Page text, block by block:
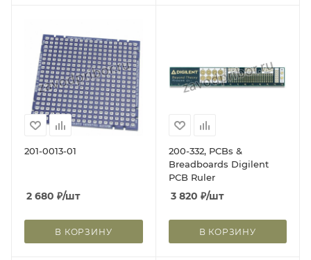
201-0013-01
2 680 ₽/шт
В КОРЗИНУ
200-332, PCBs &
Breadboards Digilent
PCB Ruler
3 820 ₽/шт
В КОРЗИНУ